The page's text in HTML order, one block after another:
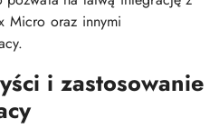
Micro oraz innymi
i zastosowanie